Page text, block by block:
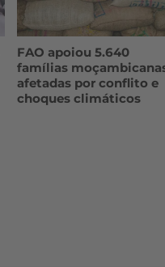
FAO apoiou 5.640
famílias
afetadas por conflito e
choques climáticos